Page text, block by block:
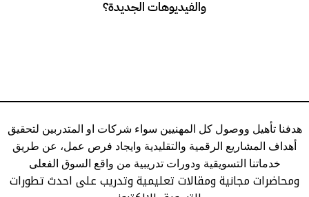
والفيديوهات الجديدة؟
كما يستخدم استراتيجيات مثل البث المباشر لزيادة الوعي والوصول
محتواك.
هدفنا تأهيل ووصول كل المهنيين سواء شركات او المتدربين لتحقيق
أهداف المشاريع الرقمية والتقليدية وايجاد فرص عمل، عن طريق
خدماتنا التسويقية ودورات تدريبية من واقع السوق الفعلى
ومحاضرات مجانية ومقالات تعليمية وتدريب على احدث تطورات